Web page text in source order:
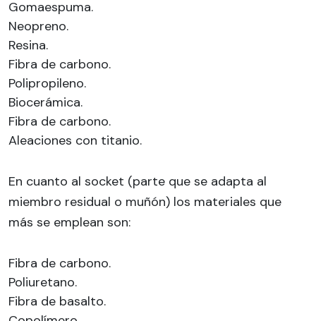
Gomaespuma.
Neopreno.
Resina.
Fibra de carbono.
Polipropileno.
Biocerámica.
Fibra de carbono.
Aleaciones con titanio.
En cuanto al socket (parte que se adapta al
miembro residual o muñón) los materiales que
más se emplean son:
Fibra de carbono.
Poliuretano.
Fibra de basalto.